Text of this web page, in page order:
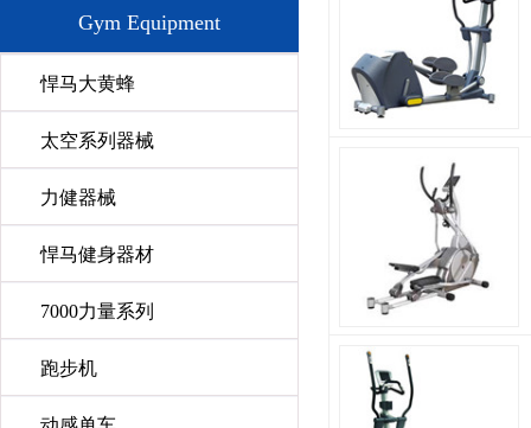
Gym Equipment
悍马大黄蜂
太空系列器械
力健器械
悍马健身器材
7000力量系列
跑步机